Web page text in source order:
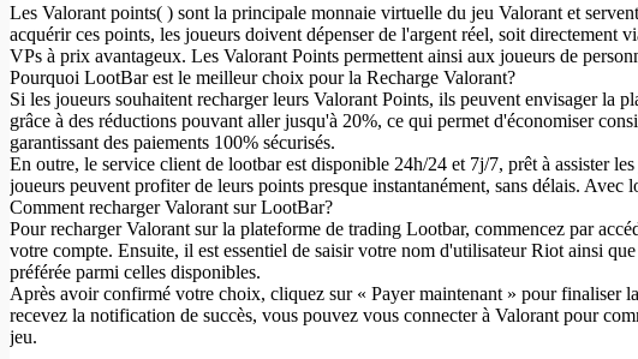
Recherche Avancée
Mon compte
Connexion
Créer un compte
Mode nuit
Les Valorant points( ) sont la principale monnaie virtuelle du jeu Valorant et
acquérir ces points, les joueurs doivent dépenser de l'argent réel, soit
VPs à prix avantageux. Les Valorant Points permettent ainsi aux joueurs de
Pourquoi LootBar est le meilleur choix pour la Recharge Valorant?
Si les joueurs souhaitent recharger leurs Valorant Points, ils peuvent envisager
grâce à des réductions pouvant aller jusqu'à 20%, ce qui permet d'économiser
garantissant des paiements 100% sécurisés.
En outre, le service client de lootbar est disponible 24h/24 et 7j/7, prêt à assister
joueurs peuvent profiter de leurs points presque instantanément, sans délais.
Comment recharger Valorant sur LootBar?
Pour recharger Valorant sur la plateforme de trading Lootbar, commencez par
votre compte. Ensuite, il est essentiel de saisir votre nom d'utilisateur Riot ainsi
préférée parmi celles disponibles.
Après avoir confirmé votre choix, cliquez sur « Payer maintenant » pour finaliser
recevez la notification de succès, vous pouvez vous connecter à Valorant pour
jeu.